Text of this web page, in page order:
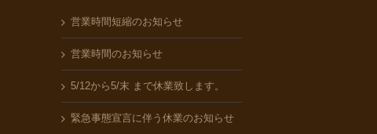
営業時間短縮のお知らせ
営業時間のお知らせ
5/12から5/末 まで休業致します。
緊急事態宣言に伴う休業のお知らせ